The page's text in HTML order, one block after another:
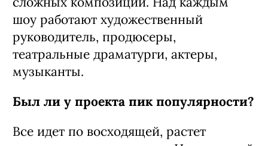
шоу работают художественный
руководитель, продюсеры,
театральные драматурги, актеры,
музыканты.
Был ли у проекта пик популярности?
Все идет по восходящей, растет